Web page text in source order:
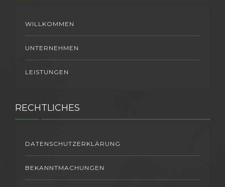
WILLKOMMEN
UNTERNEHMEN
LEISTUNGEN
RECHTLICHES
DATENSCHUTZERKLÄRUNG
BEKANNTMACHUNGEN